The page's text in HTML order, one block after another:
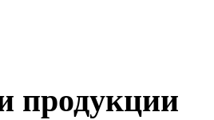
продукции